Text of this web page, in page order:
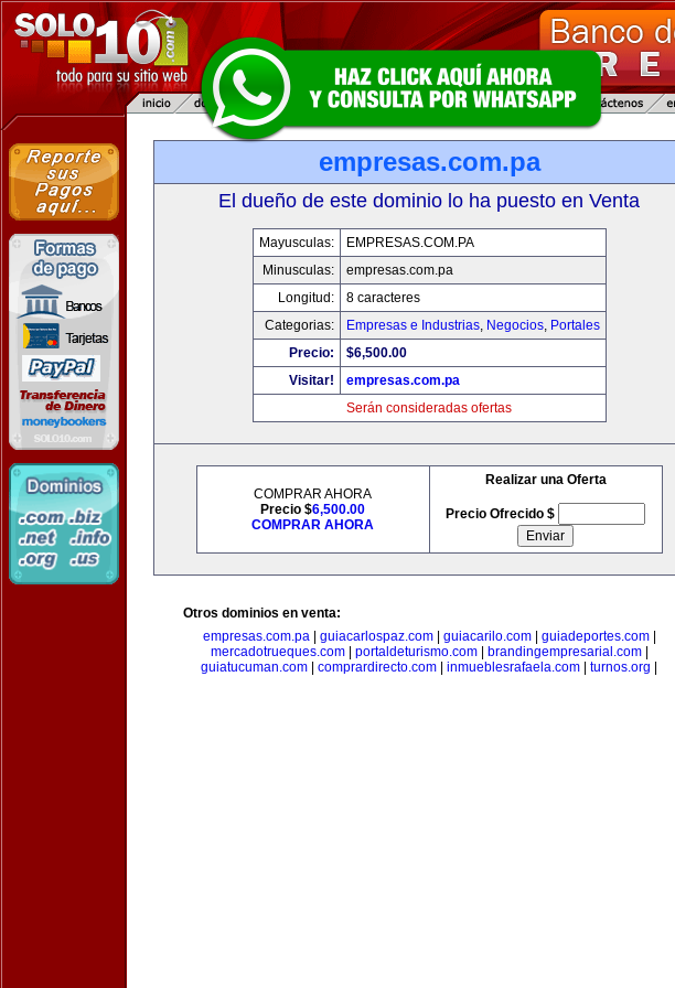
empresas.com.pa
El dueño de este dominio lo ha puesto en Venta
Mayusculas:
EMPRESAS.COM.PA
Minusculas:
empresas.com.pa
Longitud:
8 caracteres
Categorias:
Empresas e Industrias, Negocios, Portales
Precio:
$6,500.00
Visitar!
empresas.com.pa
Serán consideradas ofertas
COMPRAR AHORA
Precio $6,500.00
COMPRAR AHORA
Realizar una Oferta
Precio Ofrecido $
Otros dominios en venta:
empresas.com.pa| guiacarlospaz.com| guiacarilo.com| guiadeportes.com|
mercadotrueques.com| portaldeturismo.com| brandingempresarial.com|
guiatucuman.com
comprardirecto.com inmueblesrafaela.com turnos.org